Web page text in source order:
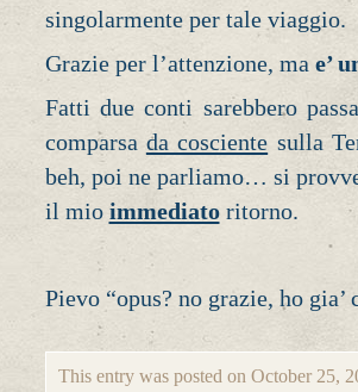
singolarmente per tale viaggio.
Grazie per l’attenzione, ma e’
Fatti due conti sarebbero
comparsa da cosciente sulla
beh, poi ne parliamo… si
il mio immediatoritorno.
Pievo “opus? no grazie, ho gia’
This entry was posted on October 25,